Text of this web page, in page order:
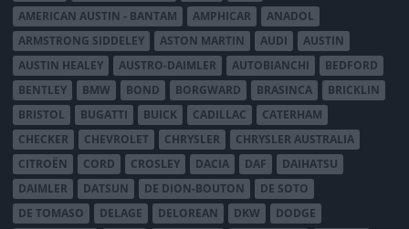
AMERICAN AUSTIN - BANTAM
AMPHICAR
ANADOL
ARMSTRONG SIDDELEY
ASTON MARTIN AUDI
AUSTIN
AUSTIN HEALEY
AUSTRO-DAIMLER AUTOBIANCHI
BEDFORD
BENTLEY
BMW BOND BORGWARD BRASINCA
BRICKLIN
BRISTOL
BUGATTI BUICK CADILLAC
CATERHAM
CHECKER
CHEVROLET CHRYSLER
CHRYSLER AUSTRALIA
CITROËN
CORD CROSLEY DACIA DAF
DAIHATSU
DAIMLER
DATSUN DE DION-BOUTON
DE SOTO
DE TOMASO
DELAGE DELOREAN DKW
DODGE